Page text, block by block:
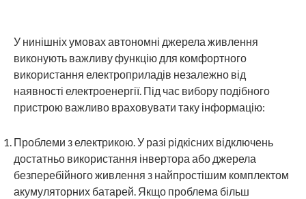
У нинішніх умовах автономні джерела живлення
виконують важливу функцію для комфортного
використання електроприладів незалежно від
наявності електроенергії. Під час вибору подібного
пристрою важливо враховувати таку інформацію:
Проблеми з електрикою. У разі рідкісних відключень
достатньо використання інвертора або джерела
безперебійного живлення з найпростішим комплектом
акумуляторних батарей. Якщо проблема більш